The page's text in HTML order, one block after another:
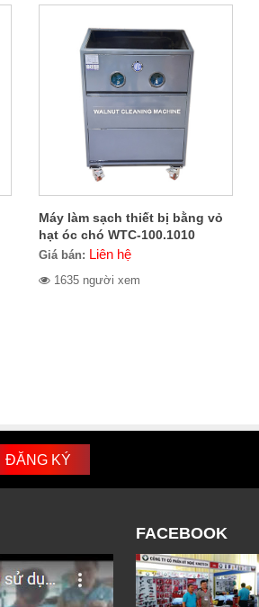
Máy làm sạch thiết bị bằng vỏ
hạt óc chó WTC-100.1010
Giá bán: Liên hệ
1635 người xem
FACEBOOK